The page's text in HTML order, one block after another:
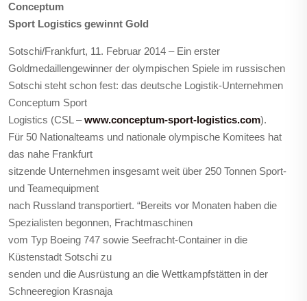
Conceptum
Sport Logistics gewinnt Gold
Sotschi/Frankfurt, 11. Februar 2014 – Ein erster
Goldmedaillengewinner der olympischen Spiele im russischen
Sotschi steht schon fest: das deutsche Logistik-Unternehmen
Conceptum Sport
Logistics (CSL –www.conceptum-sport-logistics.com).
Für 50 Nationalteams und nationale olympische Komitees hat
das nahe Frankfurt
sitzende Unternehmen insgesamt weit über 250 Tonnen Sport-
und Teamequipment
nach Russland transportiert. “Bereits vor Monaten haben die
Spezialisten begonnen, Frachtmaschinen
vom Typ Boeing 747 sowie Seefracht-Container in die
Küstenstadt Sotschi zu
senden und die Ausrüstung an die Wettkampfstätten in der
Schneeregion Krasnaja